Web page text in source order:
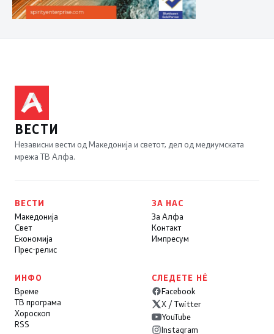
ВЕСТИ
Независни вести од Македонија и светот, дел од медиумската
мрежа ТВ Алфа.
ВЕСТИ
Македонија
Свет
Економија
Прес-релис
ЗА НАС
За Алфа
Контакт
Импресум
ИНФО
Време
ТВ програма
Хороскоп
RSS
СЛЕДЕТЕ НÉ
Facebook
X / Twitter
YouTube
Instagram